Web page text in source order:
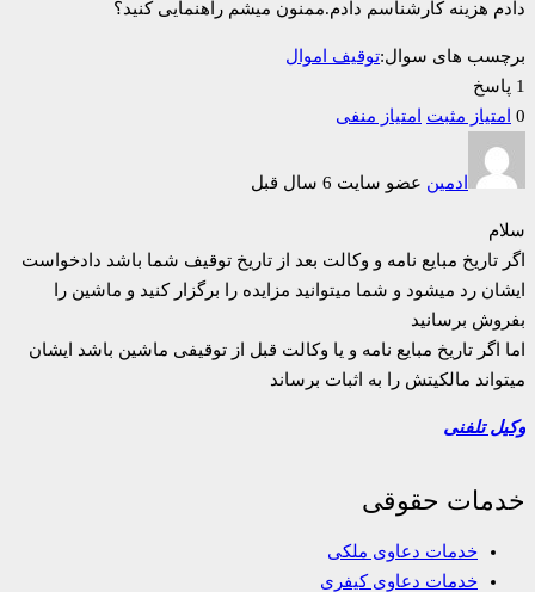
دادم هزینه کارشناسم دادم.ممنون میشم راهنمایی کنید؟
برچسب های سوال:توقیف اموال
1 پاسخ
0 امتیاز مثبت امتیاز منفی
ادمین عضو سایت
سلام
اگر تاریخ مبایع نامه و وکالت بعد از تاریخ توقیف شما باشد دادخواست
ایشان رد میشود و شما میتوانید مزایده را برگزار کنید و ماشین را
بفروش برسانید
اما اگر تاریخ مبایع نامه و یا وکالت قبل از توقیفی ماشین باشد ایشان
میتواند مالکیتش را به اثبات برساند
وکیل تلفنی
خدمات حقوقی
خدمات دعاوی ملکی
خدمات دعاوی کیفری